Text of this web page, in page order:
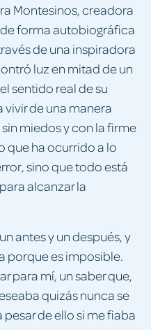
Montesinos, creadora
forma autobiográfica
de una inspiradora
luz en mitad de un
sentido real de su
de una manera
miedos y con la firme
que ha ocurrido a lo
sino que todo está
alcanzar la
antes y un después, y
porque es imposible.
para mí, un saber que,
quizás nunca se
de ello si me fiaba